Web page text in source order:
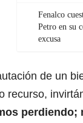
Fenalco
Petro en su
excusa
de un
recurso,
perdiendo;